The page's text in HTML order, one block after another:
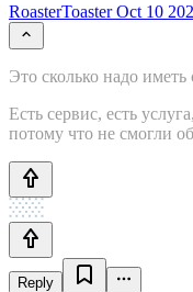
RoasterToasterOct 10
Это сколько надо
Есть сервис, есть
потому что не смогли
Reply